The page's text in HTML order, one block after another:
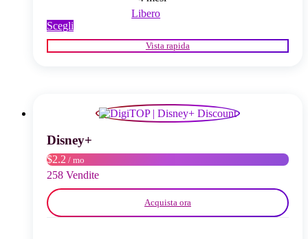
Libero
Scegli
prodotto
ha
possono
scelte
nella
pagina
del
Vista rapida
Disney+
$2.2 / mo
258 Vendite
Acquista ora